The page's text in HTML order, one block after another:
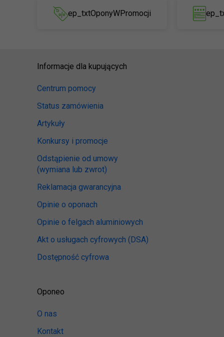
ep_txtOponyWPromocji
Informacje dla kupujących
Centrum pomocy
Status zamówienia
Artykuły
Konkursy i promocje
Odstąpienie od umowy
(wymiana lub zwrot)
Reklamacja gwarancyjna
Opinie o oponach
Opinie o felgach aluminiowych
Akt o usługach cyfrowych (DSA)
Dostępność cyfrowa
Oponeo
O nas
Kontakt